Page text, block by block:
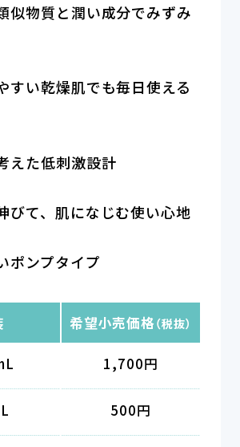
似物質と潤い成分でみずみ
すい乾燥肌でも毎日使える
えた低刺激設計
びて、肌になじむ使い心地
ポンプタイプ
希望小売価格（税抜）
1,700円
500円